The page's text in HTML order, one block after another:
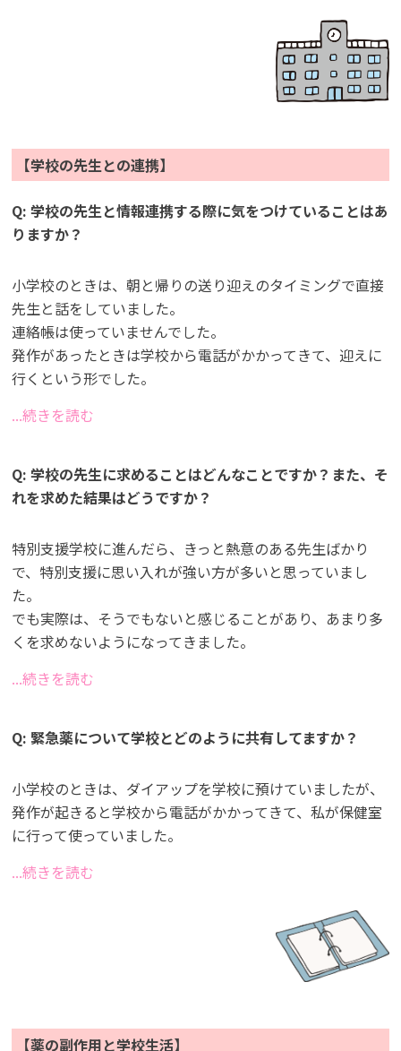
【学校の先生との連携】
Q: 学校の先生と情報連携する際に気をつけていることはあ
りますか？
小学校のときは、朝と帰りの送り迎えのタイミングで直接
先生と話をしていました。
連絡帳は使っていませんでした。
発作があったときは学校から電話がかかってきて、迎えに
行くという形でした。
...続きを読む
Q: 学校の先生に求めることはどんなことですか？また、そ
れを求めた結果はどうですか？
特別支援学校に進んだら、きっと熱意のある先生ばかり
で、特別支援に思い入れが強い方が多いと思っていまし
た。
でも実際は、そうでもないと感じることがあり、あまり多
くを求めないようになってきました。
...続きを読む
Q: 緊急薬について学校とどのように共有してますか？
小学校のときは、ダイアップを学校に預けていましたが、
発作が起きると学校から電話がかかってきて、私が保健室
に行って使っていました。
...続きを読む
【薬の副作用と学校生活】